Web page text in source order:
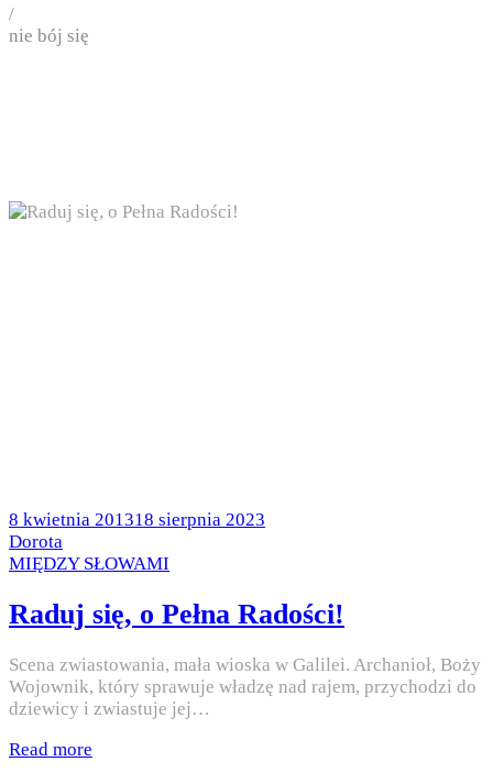
/
nie bój się
Posted
on
8 kwietnia 201318 sierpnia 2023
by
Dorota
Posted
MIĘDZY SŁOWAMI
Raduj się, o Pełna Radości!
Scena zwiastowania, mała wioska w Galilei. Archanioł, Boży
Wojownik, który sprawuje władzę nad rajem, przychodzi do
dziewicy i zwiastuje jej…
Read more